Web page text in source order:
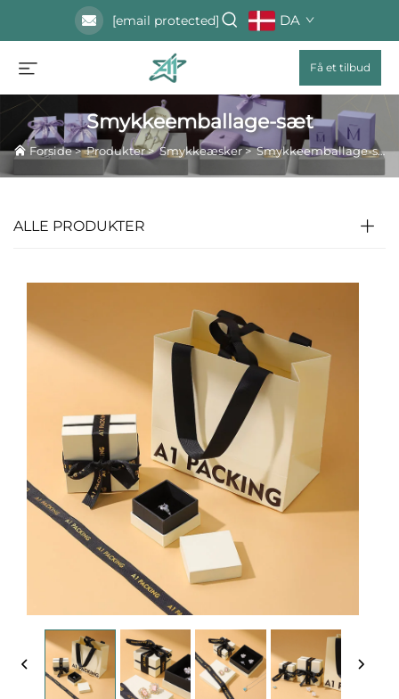
[email protected] DA
Få et tilbud
Smykkeemballage-sæt
Forside>Produkter>Smykkeæsker>Smykkeemballage-sæt
ALLE PRODUKTER